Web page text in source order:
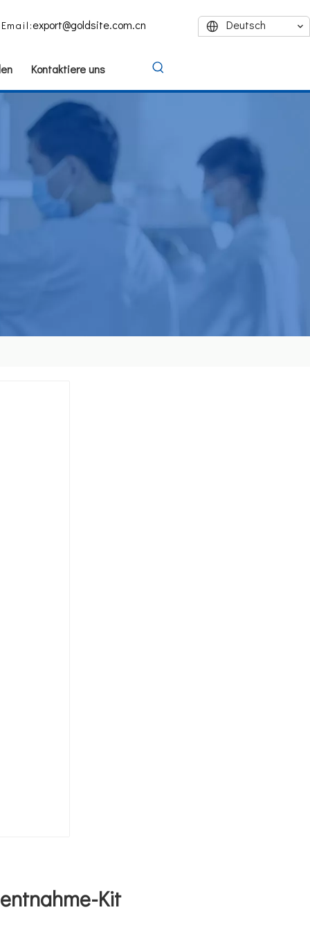
Email:export@goldsite.com.cn Deutsch
Kontaktiere uns
Kit